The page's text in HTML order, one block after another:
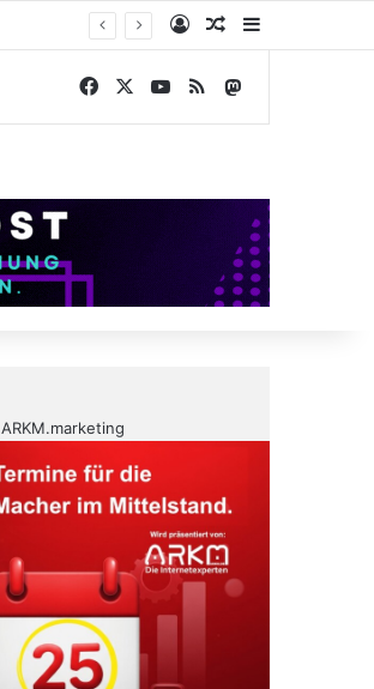
AnmeldenZufälliger
Facebook YouTube
RSS
ARKM.marketing